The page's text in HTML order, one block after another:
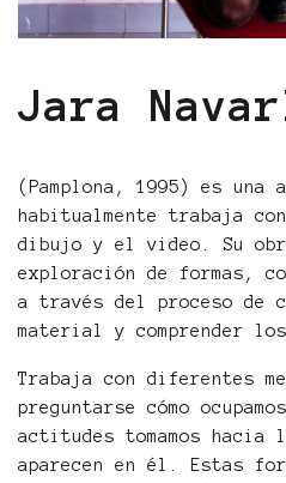
Jara
(Pamplona, 1995) es
habitualmente trabaja
dibujo y el video. Su
exploración de formas,
a través del proceso de
material y comprender
Trabaja con diferentes
preguntarse cómo
actitudes tomamos hacia
aparecen en él. Estas